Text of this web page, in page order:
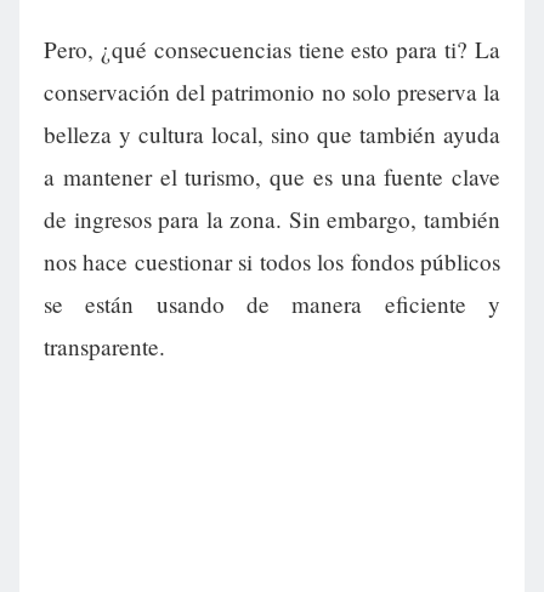
Pero, ¿qué consecuencias tiene esto para ti? La
conservación del patrimonio no solo preserva la
belleza y cultura local, sino que también ayuda
a mantener el turismo, que es una fuente clave
de ingresos para la zona. Sin embargo, también
nos hace cuestionar si todos los fondos públicos
se están usando de manera eficiente y
transparente.